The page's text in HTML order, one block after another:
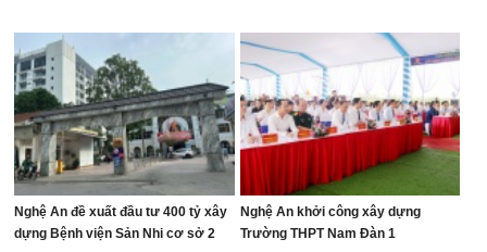
Nghệ An đề xuất đầu tư 400 tỷ xây
dựng Bệnh viện Sản Nhi cơ sở 2
Nghệ An khởi công xây dựng
Trường THPT Nam Đàn 1